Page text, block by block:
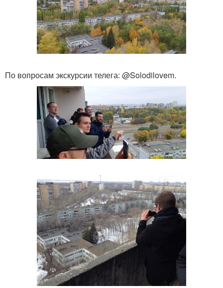
По вопросам экскурсии телега: @Solodilovem.